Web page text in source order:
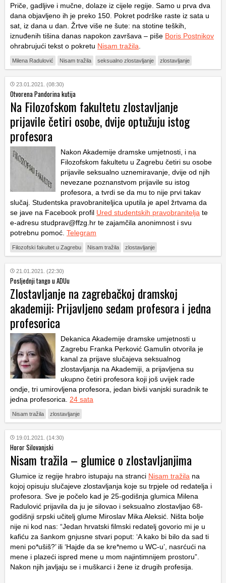
Priče, gadljive i mučne, dolaze iz cijele regije. Samo u prva dva
dana objavljeno ih je preko 150. Pokret podrške raste iz sata u
sat, iz dana u dan. Žrtve više ne šute: na stotine teških,
iznuđenih tišina danas napokon završava – piše Boris Postnikov
ohrabrujući tekst o pokretu Nisam tražila
Milena Radulović Nisam tražila seksualno zlostavljanje zlostavljanje
23.01.2021. (08:30)
Otvorena Pandorina kutija
Na Filozofskom fakultetu zlostavljanje
prijavile četiri osobe, dvije optužuju istog
profesora
Nakon Akademije dramske umjetnosti, i na
Filozofskom fakultetu u Zagrebu četiri su osobe
prijavile seksualno uznemiravanje, dvije od njih
nevezane poznanstvom prijavile su istog
profesora, a tvrdi se da mu to nije prvi takav
slučaj. Studentska pravobraniteljica uputila je apel žrtvama da
se jave na Facebook profil Ured studentskih pravobranitelja te
e-adresu studprav@ffzg.hr te zajamčila anonimnost i svu
potrebnu pomoć. Telegram
Filozofski fakultet u Zagrebu Nisam tražila zlostavljanje
21.01.2021. (22:30)
Posljednji tango u ADUu
Zlostavljanje na zagrebačkoj dramskoj
akademiji: Prijavljeno sedam profesora i jedna
profesorica
Dekanica Akademije dramske umjetnosti u
Zagrebu Franka Perković Gamulin otvorila je
kanal za prijave slučajeva seksualnog
zlostavljanja na Akademiji, a prijavljena su
ukupno četiri profesora koji još uvijek rade
ondje, tri umirovljena profesora, jedan bivši vanjski suradnik te
jedna profesorica. 24 sata
Nisam tražila zlostavljanje
19.01.2021. (14:30)
Horor Silovanjski
Nisam tražila – glumice o zlostavljanjima
Glumice iz regije hrabro istupaju na stranci Nisam tražila na
kojoj opisuju slučajeve zlostavljanja koje su trpjele od redatelja i
profesora. Sve je počelo kad je 25-godišnja glumica Milena
Radulović prijavila da ju je silovao i seksualno zlostavljao 68-
godišnji srpski učitelj glume Miroslav Mika Aleksić. Ništa bolje
nije ni kod nas: “Jedan hrvatski filmski redatelj govorio mi je u
kafiću za šankom gnjusne stvari poput: ‘A kako bi bilo da sad ti
meni po*ušiš?’ ili ‘Hajde da se kre*nemo u WC-u’, nasrćući na
mene i plazeći ispred mene u mom najintimnijem prostoru”.
Nakon njih javljaju se i muškarci i žene iz drugih profesija.